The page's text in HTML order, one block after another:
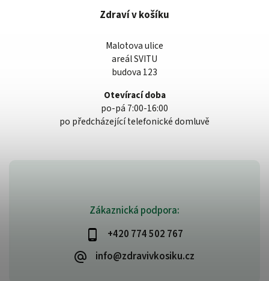
Zákaznická podpora:
+420 774 502 767
info@zdravivkosiku.cz
Zdraví v košíku
Malotova ulice
areál SVITU
budova 123
Otevírací doba
po-pá 7:00-16:00
po předcházející telefonické domluvě